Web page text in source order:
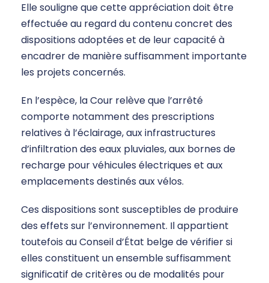
Elle souligne que cette appréciation doit être
effectuée au regard du contenu concret des
dispositions adoptées et de leur capacité à
encadrer de manière suffisamment importante
les projets concernés.
En l’espèce, la Cour relève que l’arrêté
comporte notamment des prescriptions
relatives à l’éclairage, aux infrastructures
d’infiltration des eaux pluviales, aux bornes de
recharge pour véhicules électriques et aux
emplacements destinés aux vélos.
Ces dispositions sont susceptibles de produire
des effets sur l’environnement. Il appartient
toutefois au Conseil d’État belge de vérifier si
elles constituent un ensemble suffisamment
significatif de critères ou de modalités pour